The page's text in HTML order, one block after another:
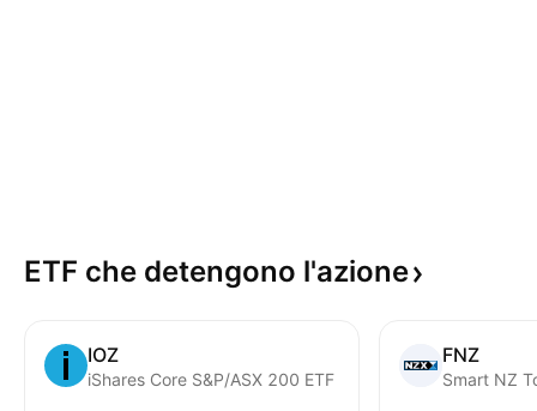
ETF che detengono l'azione
IOZ
iShares Core S&P/ASX 200 ETF
FNZ
Smart NZ